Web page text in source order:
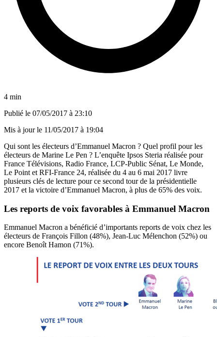
4 min
Publié le 07/05/2017 à 23:10
Mis à jour le 11/05/2017 à 19:04
Qui sont les électeurs d’Emmanuel Macron ? Quel profil pour les
électeurs de Marine Le Pen ? L’enquête Ipsos Steria réalisée pour
France Télévisions, Radio France, LCP-Public Sénat, Le Monde,
Le Point et RFI-France 24, réalisée du 4 au 6 mai 2017 livre
plusieurs clés de lecture pour ce second tour de la présidentielle
2017 et la victoire d’Emmanuel Macron, à plus de 65% des voix.
Les reports de voix favorables à Emmanuel Macron
Emmanuel Macron a bénéficié d’importants reports de voix chez les
électeurs de François Fillon (48%), Jean-Luc Mélenchon (52%) ou
encore Benoît Hamon (71%).